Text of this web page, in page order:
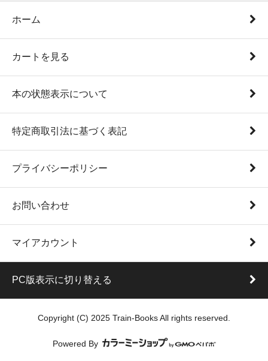
ホーム
カートを見る
本の状態表示について
特定商取引法に基づく表記
プライバシーポリシー
お問い合わせ
マイアカウント
PC版表示に切り替える
Copyright (C) 2025 Train-Books All rights reserved.
Powered By